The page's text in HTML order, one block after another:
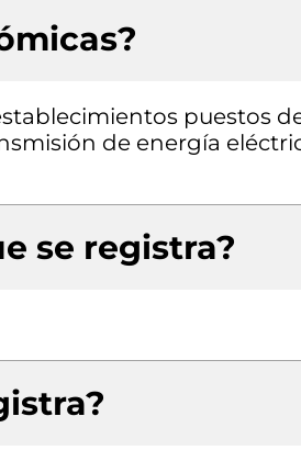
puestos
de energía
se registra?